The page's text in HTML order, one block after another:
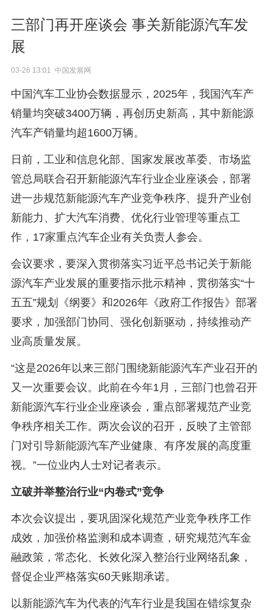
三部门再开座谈会 事关新能源汽车发
展
03-26 13:01 中国发展网
中国汽车工业协会数据显示，2025年，我国汽车产
销量均突破3400万辆，再创历史新高，其中新能源
汽车产销量均超1600万辆。
日前，工业和信息化部、国家发展改革委、市场监
管总局联合召开新能源汽车行业企业座谈会，部署
进一步规范新能源汽车产业竞争秩序、提升产业创
新能力、扩大汽车消费、优化行业管理等重点工
作，17家重点汽车企业有关负责人参会。
会议要求，要深入贯彻落实习近平总书记关于新能
源汽车产业发展的重要指示批示精神，贯彻落实“十
五五”规划《纲要》和2026年《政府工作报告》部署
要求，加强部门协同、强化创新驱动，持续推动产
业高质量发展。
“这是2026年以来三部门围绕新能源汽车产业召开的
又一次重要会议。此前在今年1月，三部门也曾召开
新能源汽车行业企业座谈会，重点部署规范产业竞
争秩序相关工作。两次会议的召开，反映了主管部
门对引导新能源汽车产业健康、有序发展的高度重
视。”一位业内人士对记者表示。
立破并举整治行业“内卷式”竞争
本次会议提出，要巩固深化规范产业竞争秩序工作
成效，加强价格监测和成本调查，研究规范汽车金
融政策，常态化、长效化深入整治行业网络乱象，
督促企业严格落实60天账期承诺。
以新能源汽车为代表的汽车行业是我国在错综复杂